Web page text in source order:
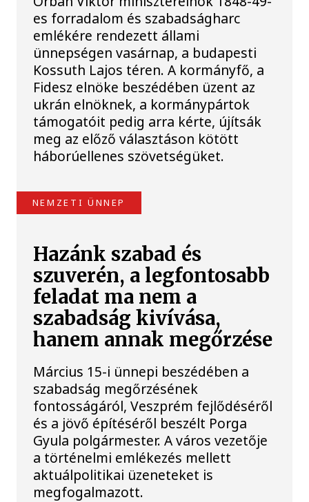
es forradalom és szabadságharc
emlékére rendezett állami
ünnepségen vasárnap, a budapesti
Kossuth Lajos téren. A kormányfő, a
Fidesz elnöke beszédében üzent az
ukrán elnöknek, a kormánypártok
támogatóit pedig arra kérte, újítsák
meg az előző választáson kötött
háborúellenes szövetségüket.
NEMZETI ÜNNEP
Hazánk szabad és
szuverén, a legfontosabb
feladat ma nem a
szabadság kivívása,
hanem annak megőrzése
Március 15-i ünnepi beszédében a
szabadság megőrzésének
fontosságáról, Veszprém fejlődéséről
és a jövő építéséről beszélt Porga
Gyula polgármester. A város vezetője
a történelmi emlékezés mellett
aktuálpolitikai üzeneteket is
megfogalmazott.